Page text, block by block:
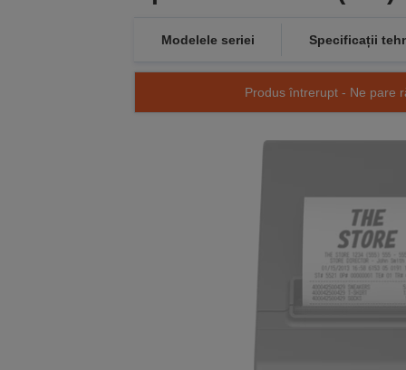
Modelele seriei Specificații
Produs întrerupt - Ne pare